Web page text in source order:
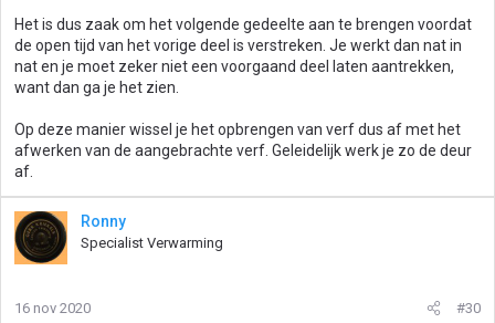
Het is dus zaak om het volgende gedeelte aan te brengen voordat
de open tijd van het vorige deel is verstreken. Je werkt dan nat in
nat en je moet zeker niet een voorgaand deel laten aantrekken,
want dan ga je het zien.
Op deze manier wissel je het opbrengen van verf dus af met het
afwerken van de aangebrachte verf. Geleidelijk werk je zo de deur
af.
Ronny
Specialist Verwarming
16 nov 2020 #30